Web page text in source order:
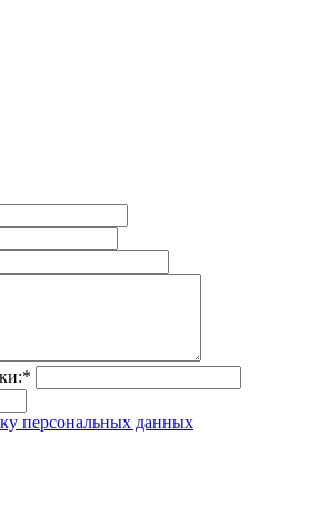
*
персональных данных